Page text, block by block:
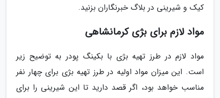
کیک و شیرینی در بلاگ خبرنگاران بزنید.
مواد لازم برای بژی کرمانشاهی
مواد لازم در طرز تهیه بژی با بکینگ پودر به توضیح زیر
است. این میزان مواد اولیه در طرز تهیه بژی برای چهار نفر
مناسب خواهد بود، اگر قصد دارید تا این شیرینی را برای